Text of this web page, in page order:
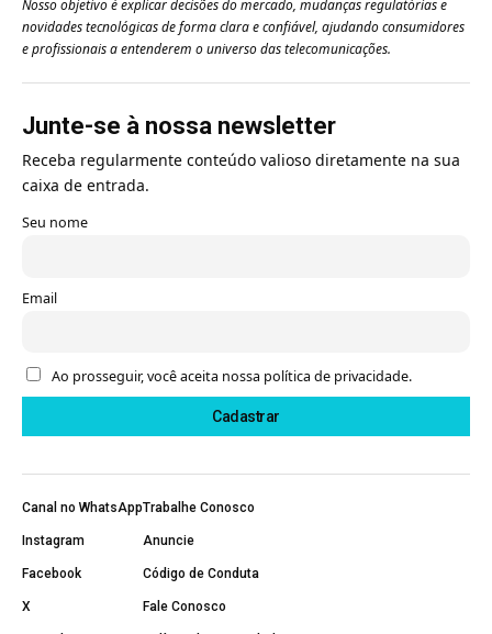
Nosso objetivo é explicar decisões do mercado, mudanças regulatórias e
novidades tecnológicas de forma clara e confiável, ajudando consumidores
e profissionais a entenderem o universo das telecomunicações.
Junte-se à nossa newsletter
Receba regularmente conteúdo valioso diretamente na sua
caixa de entrada.
Seu nome
Email
Ao prosseguir, você aceita nossa política de privacidade.
Canal no WhatsApp
Instagram
Facebook
X
Trabalhe Conosco
Anuncie
Código de Conduta
Fale Conosco